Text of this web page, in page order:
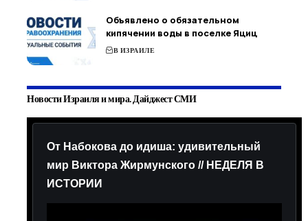
Объявлено о обязательном
кипячении воды в поселке Яциц
В ИЗРАИЛЕ
Новости Израиля и мира. Дайджест СМИ